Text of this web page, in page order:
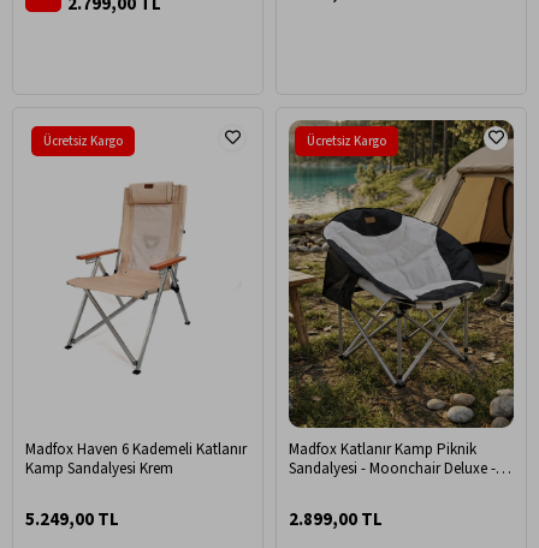
Madfox Haven 6 Kademeli Katlanır
Kamp Sandalyesi Krem
5.249,00 TL
Ücretsiz Kargo
Madfox Katlanır Kamp Piknik
Sandalyesi - Moonchair Deluxe -
2.899,00 TL
Ücretsiz Kargo